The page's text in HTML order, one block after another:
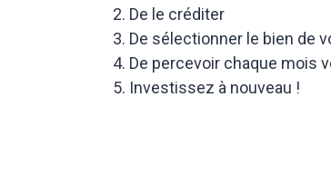
De le créditer
De sélectionner le bien de
De percevoir chaque mois
Investissez à nouveau !